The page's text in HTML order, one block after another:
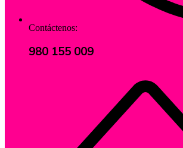
Contáctenos:
980 155 009